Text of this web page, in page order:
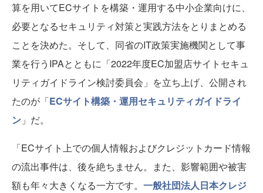
算を用いてECサイトを構築・運用する中小企業向けに、
必要となるセキュリティ対策と実践方法をとりまとめる
ことを決めた。そして、同省のIT政策実施機関として事
業を行うIPAとともに「2022年度EC加盟店サイトセキュ
リティガイドライン検討委員会」を立ち上げ、公開され
たのが「ECサイト構築・運用セキュリティガイドライ
ン 」だ。
「ECサイト上での個人情報およびクレジットカード情報
の流出事件は、後を絶ちません。また、影響範囲や被害
額も年々大きくなる一方です。 一般社団法人日本クレジ